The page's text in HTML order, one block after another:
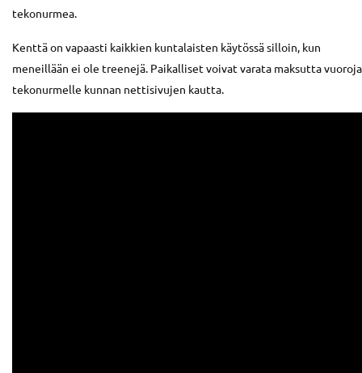
tekonurmea.
Kenttä on vapaasti kaikkien kuntalaisten käytössä silloin, kun
meneillään ei ole treenejä. Paikalliset voivat varata maksutta vuoroja
tekonurmelle kunnan nettisivujen kautta.